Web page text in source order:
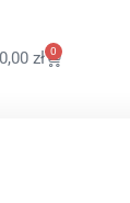
0,00 zł 0